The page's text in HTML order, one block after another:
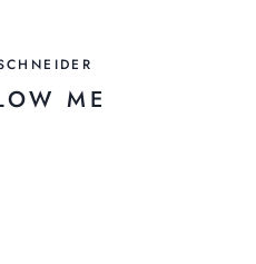
ME